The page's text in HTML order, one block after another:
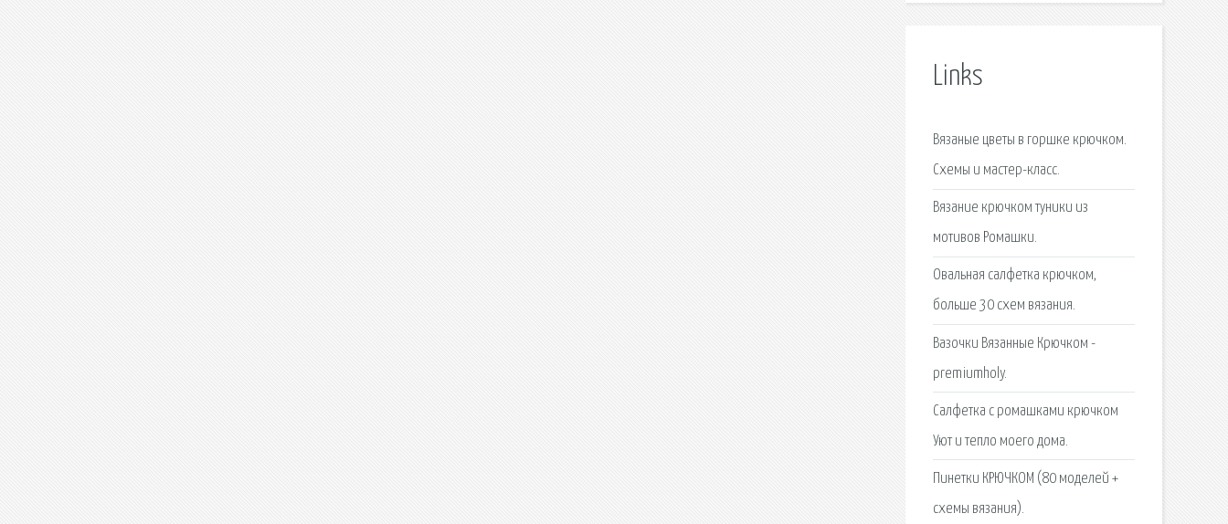
Links
Вязаные цветы в горшке крючком.
Схемы и мастер-класс.
Вязание крючком туники из
мотивов Ромашки.
Овальная салфетка крючком,
больше 30 схем вязания.
Вазочки Вязанные Крючком -
premiumholy.
Салфетка с ромашками крючком
Уют и тепло моего дома.
Пинетки КРЮЧКОМ (80 моделей +
схемы вязания).